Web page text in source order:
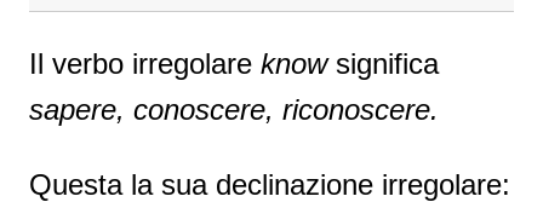
Il verbo irregolare know significa
sapere, conoscere, riconoscere.
Questa la sua declinazione irregolare: